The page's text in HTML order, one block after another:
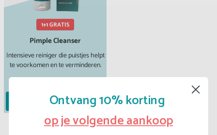
1+1 GRATIS
Pimple Cleanser
Intensieve reiniger die puistjes helpt
te voorkomen en te verminderen.
Meer info
€14,99
Ontvang 10% korting
op je volgende aankoop